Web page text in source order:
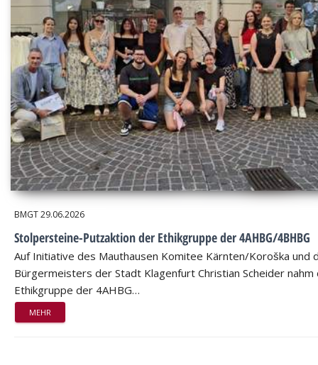
BMGT29.06.2026
Stolpersteine-Putzaktion der Ethikgruppe der 4AHBG/4BHBG
Auf Initiative des Mauthausen Komitee Kärnten/Koroška und
Bürgermeisters der Stadt Klagenfurt Christian Scheider nahm
Ethikgruppe der 4AHBG…
MEHR